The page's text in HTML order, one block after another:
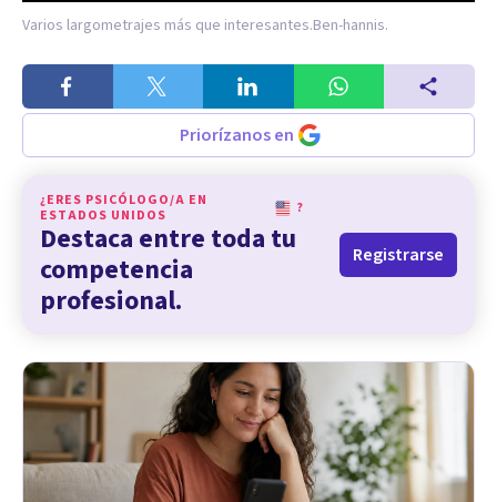
Varios largometrajes más que interesantes.Ben-hannis.
Priorízanos en
¿ERES PSICÓLOGO/A EN
ESTADOS UNIDOS
?
Destaca entre toda tu
competencia
profesional.
Registrarse